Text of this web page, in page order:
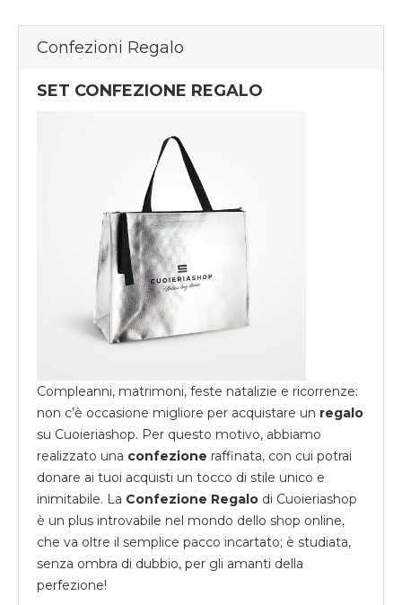
Confezioni Regalo
SET CONFEZIONE REGALO
Compleanni, matrimoni, feste natalizie e ricorrenze:
non c’è occasione migliore per acquistare un regalo
su Cuoieriashop. Per questo motivo, abbiamo
realizzato una confezione raffinata, con cui potrai
donare ai tuoi acquisti un tocco di stile unico e
inimitabile. La Confezione Regalo di Cuoieriashop
è un plus introvabile nel mondo dello shop online,
che va oltre il semplice pacco incartato; è studiata,
senza ombra di dubbio, per gli amanti della
perfezione!